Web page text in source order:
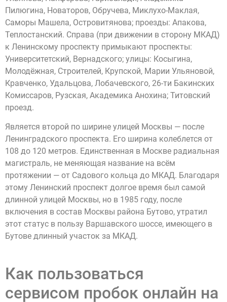
Пилюгина, Новаторов, Обручева, Миклухо-Маклая,
Саморы Машела, Островитянова; проезды: Апакова,
Теплостанский. Справа (при движении в сторону МКАД)
к Ленинскому проспекту примыкают проспекты:
Университетский, Вернадского; улицы: Косыгина,
Молодёжная, Строителей, Крупской, Марии Ульяновой,
Кравченко, Удальцова, Лобачевского, 26-ти Бакинских
Комиссаров, Рузская, Академика Анохина; Титовский
проезд.
Является второй по ширине улицей Москвы — после
Ленинградского проспекта. Его ширина колеблется от
108 до 120 метров. Единственная в Москве радиальная
магистраль, не меняющая название на всём
протяжении — от Садового кольца до МКАД. Благодаря
этому Ленинский проспект долгое время был самой
длинной улицей Москвы, но в 1985 году, после
включения в состав Москвы района Бутово, утратил
этот статус в пользу Варшавского шоссе, имеющего в
Бутове длинный участок за МКАД.
Как пользоваться
сервисом пробок онлайн на